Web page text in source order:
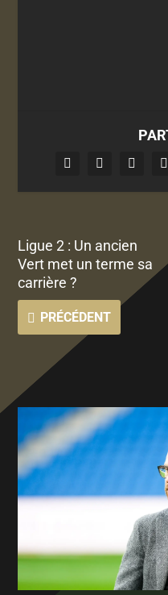
Ligue 2 : Un ancien
Vert met un terme sa
carrière ?
PRÉCÉDENT